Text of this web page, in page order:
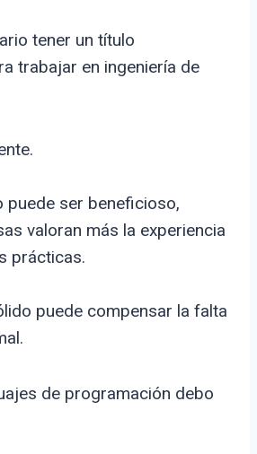
tener un título
trabajar en ingeniería de
puede ser beneficioso,
valoran más la experiencia
prácticas.
puede compensar la falta
de programación debo